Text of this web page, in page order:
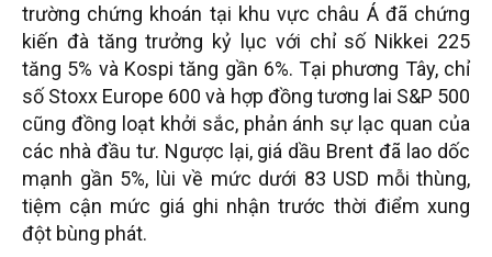
trường chứng khoán tại khu vực châu Á đã chứng
kiến đà tăng trưởng kỷ lục với chỉ số Nikkei 225
tăng 5% và Kospi tăng gần 6%. Tại phương Tây, chỉ
số Stoxx Europe 600 và hợp đồng tương lai S&P 500
cũng đồng loạt khởi sắc, phản ánh sự lạc quan của
các nhà đầu tư. Ngược lại, giá dầu Brent đã lao dốc
mạnh gần 5%, lùi về mức dưới 83 USD mỗi thùng,
tiệm cận mức giá ghi nhận trước thời điểm xung
đột bùng phát.